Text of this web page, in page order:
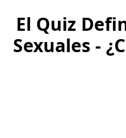
El Quiz
Sexuales -